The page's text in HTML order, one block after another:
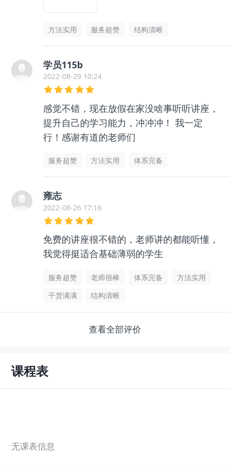
方法实用 服务超赞 结构清晰
学员115b
2022-08-29 10:24
感觉不错，现在放假在家没啥事听听讲座，
提升自己的学习能力，冲冲冲！ 我一定
行！感谢有道的老师们
服务超赞 方法实用 体系完备
雍志
2022-08-26 17:16
免费的讲座很不错的，老师讲的都能听懂，
我觉得挺适合基础薄弱的学生
服务超赞 老师很棒 体系完备
方法实用
干货满满
结构清晰
查看全部评价
课程表
无课表信息